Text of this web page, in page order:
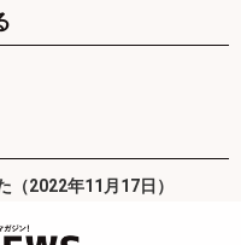
（2022年11月17日）